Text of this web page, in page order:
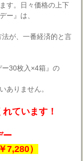
す。日々価格の上下
ー』は、
が、一番経済的と言
30枚入×4箱』の
ありません。
ています！
ー
7,280）